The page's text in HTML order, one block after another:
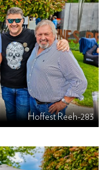
Hoffest Reeh-283